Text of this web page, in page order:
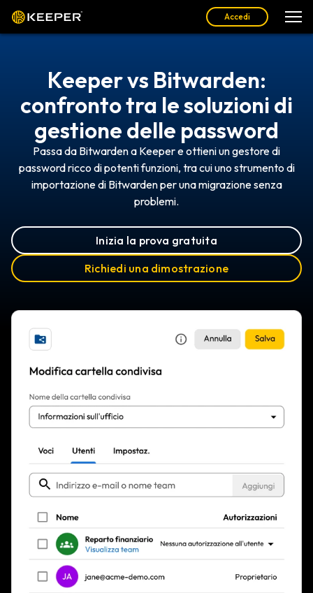
Accedi
Keeper vs Bitwarden:
confronto tra le soluzioni di
gestione delle password
Passa da Bitwarden a Keeper e ottieni un gestore di
password ricco di potenti funzioni, tra cui uno strumento di
importazione di Bitwarden per una migrazione senza
problemi.
Inizia la prova gratuita
Richiedi una dimostrazione